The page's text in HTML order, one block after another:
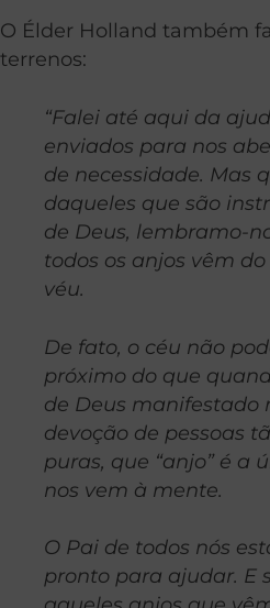
O Élder Holland também
terrenos:
“Falei até aqui da
enviados para nos
de necessidade. Mas
daqueles que são
de Deus, lembramo-
todos os anjos vêm
véu.
De fato, o céu não
próximo do que
de Deus manifestado
devoção de pessoas
puras, que “anjo” é a
nos vem à mente.
O Pai de todos nós
pronto para ajudar. E